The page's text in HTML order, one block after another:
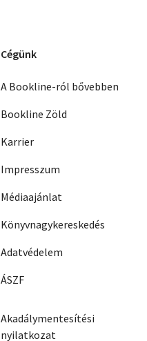
Cégünk
A Bookline-ról bővebben
Bookline Zöld
Karrier
Impresszum
Médiaajánlat
Könyvnagykereskedés
Adatvédelem
ÁSZF
Akadálymentesítési
nyilatkozat